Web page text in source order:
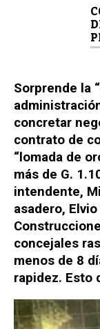
Sorprende la
concretar
contrato de
“lomada de
más de G.
intendente,
asadero,
concejales
menos de 8
rapidez. Esto